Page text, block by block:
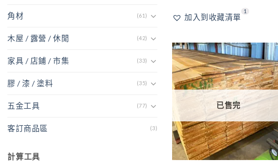
角材 (61)
木屋 / 露營 / 休閒 (42)
家具 / 店鋪 / 市集 (33)
膠 / 漆 / 塗料 (35)
五金工具 (77)
客訂商品區 (3)
計算工具
加入到收藏清單
1
加入
到收
藏清
單
已售完